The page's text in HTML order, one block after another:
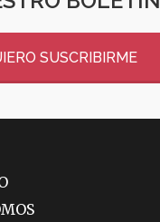
SUSCRIBIRME